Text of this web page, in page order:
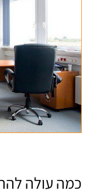
כמה עולה